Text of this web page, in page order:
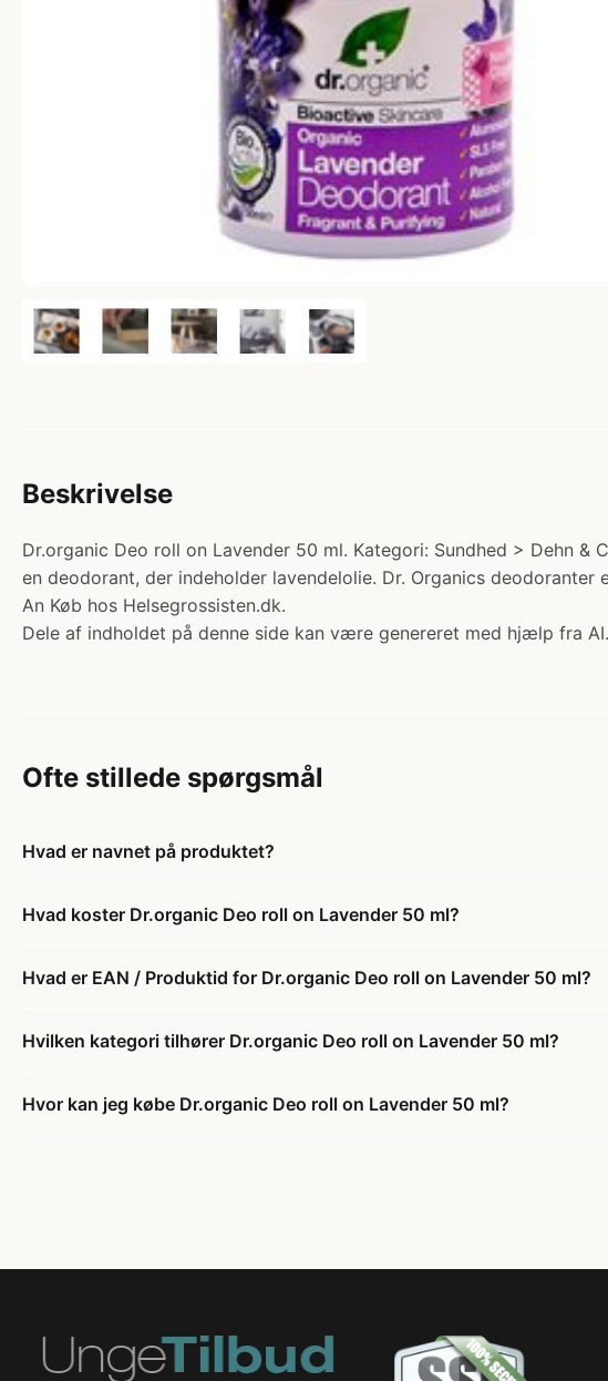
Beskrivelse
Dr.organic Deo roll on Lavender 50 ml. Kategori: Sundhed > Dehn
en deodorant, der indeholder lavendelolie. Dr. Organics
An Køb hos Helsegrossisten.dk.
Dele af indholdet på denne side kan være genereret med hjælp fra AI.
Ofte stillede spørgsmål
Hvad er navnet på produktet?
Hvad koster Dr.organic Deo roll on Lavender 50 ml?
Hvad er EAN / Produktid for Dr.organic Deo roll on Lavender 50 ml?
Hvilken kategori tilhører Dr.organic Deo roll on Lavender 50 ml?
Hvor kan jeg købe Dr.organic Deo roll on Lavender 50 ml?